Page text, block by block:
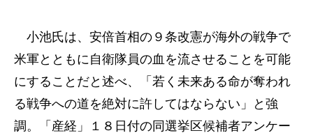
小池氏は、安倍首相の９条改憲が海外の戦争で
米軍とともに自衛隊員の血を流させることを可能
にすることだと述べ、「若く未来ある命が奪われ
る戦争への道を絶対に許してはならない」と強
調。「産経」１８日付の同選挙区候補者アンケー